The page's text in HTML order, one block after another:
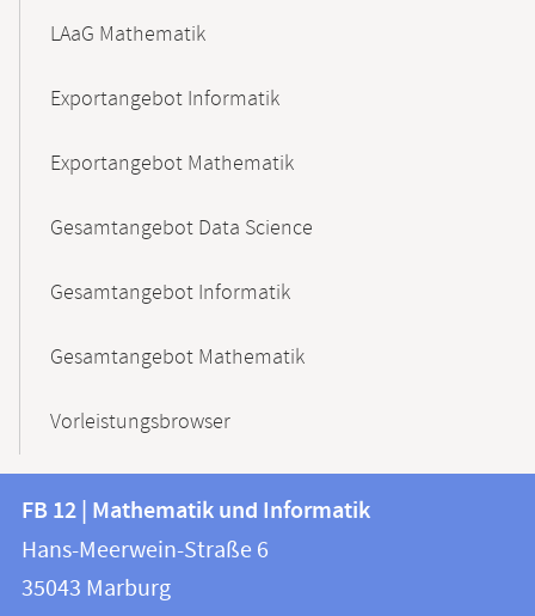
LAaG Mathematik
Exportangebot Informatik
Exportangebot Mathematik
Gesamtangebot Data Science
Gesamtangebot Informatik
Gesamtangebot Mathematik
Vorleistungsbrowser
Kontakt
und
Informationen
FB
12
|
FB 12 | Mathematik und Informatik
Hans-Meerwein-Straße 6
35043 Marburg